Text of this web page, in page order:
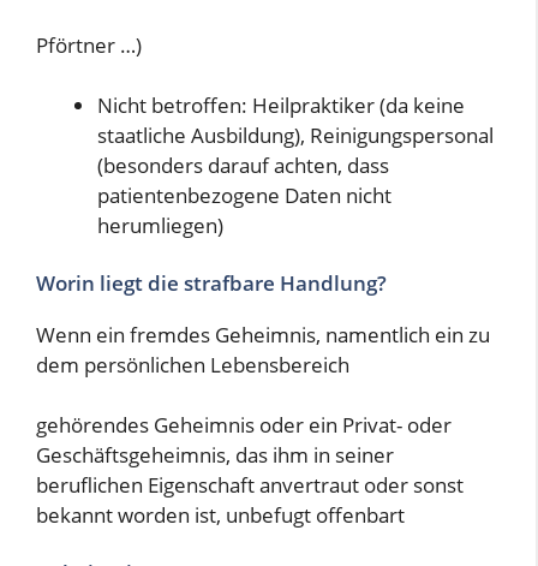
Pförtner …)
Nicht betroffen: Heilpraktiker (da keine
staatliche Ausbildung), Reinigungspersonal
(besonders darauf achten, dass
patientenbezogene Daten nicht
herumliegen)
Worin liegt die strafbare Handlung?
Wenn ein fremdes Geheimnis, namentlich ein zu
dem persönlichen Lebensbereich
gehörendes Geheimnis oder ein Privat- oder
Geschäftsgeheimnis, das ihm in seiner
beruflichen Eigenschaft anvertraut oder sonst
bekannt worden ist, unbefugt offenbart